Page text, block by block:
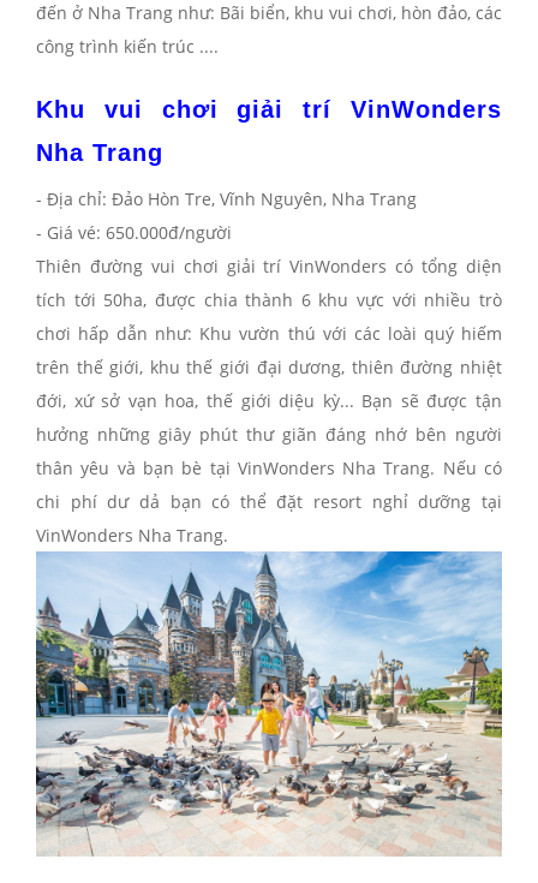
đến ở Nha Trang như: Bãi biển, khu vui chơi, hòn đảo, các
công trình kiến trúc ....
Khu vui chơi giải trí VinWonders
Nha Trang
- Địa chỉ: Đảo Hòn Tre, Vĩnh Nguyên, Nha Trang
- Giá vé: 650.000đ/người
Thiên đường vui chơi giải trí VinWonders có tổng diện
tích tới 50ha, được chia thành 6 khu vực với nhiều trò
chơi hấp dẫn như: Khu vườn thú với các loài quý hiếm
trên thế giới, khu thế giới đại dương, thiên đường nhiệt
đới, xứ sở vạn hoa, thế giới diệu kỳ... Bạn sẽ được tận
hưởng những giây phút thư giãn đáng nhớ bên người
thân yêu và bạn bè tại VinWonders Nha Trang. Nếu có
chi phí dư dả bạn có thể đặt resort nghỉ dưỡng tại
VinWonders Nha Trang.